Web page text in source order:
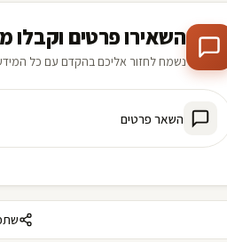
השאירו פרטים וקבלו
נשמח לחזור אליכם בהקדם עם כל
השאר פרטים